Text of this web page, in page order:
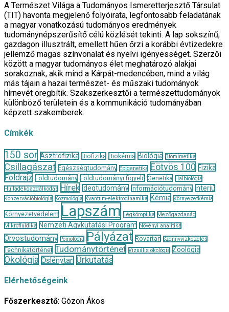
A Természet Világa a Tudományos Ismeretterjesztő Társulat
(TIT) havonta megjelenő folyóirata, legfontosabb feladatának
a magyar vonatkozású tudományos eredmények
tudománynépszerűsítő célú közlését tekinti. A lap sokszínű,
gazdagon illusztrált, emellett hűen őrzi a korábbi évtizedekre
jellemző magas színvonalat és nyelvi igényességet. Szerzői
között a magyar tudományos élet meghatározó alakjai
sorakoznak, akik mind a Kárpát-medencében, mind a világ
más tájain a hazai természet- és műszaki tudományok
hírnevét öregbítik. Szakszerkesztői a természettudományok
különböző területein és a kommunikáció tudományában
képzett szakemberek.
Címkék
150 sor Asztrofizika Biofizika Biokémia Biológia Biomimetika
Csillagászat Egészségtudomány Epigenetika Eötvös 100 Fizika
Földrajz Földtudomány Földtudományi figyelő Genetika
Halbiológia
Hulladékgazdálkodás
Hírek Idegtudomány Információtudomány Interjú
Konzervációbiológia Kozmológia Kvantum-elektrodinamika Kémia Környezetkémia
Környezetvédelem Lapszám Légköroptika
Mezőgazdaság
Mikrofluidika
Nemzeti Agykutatási Program Növényi analitika
Orvostudomány Pomológia Pályázat Rovartan Szennyvízkezelés
Technikatörténet Tudománytörténet Vizuális ökológia Zoológia
Ökológia Őslénytan Űrkutatás
Elérhetőségeink
Főszerkesztő: Gózon Ákos